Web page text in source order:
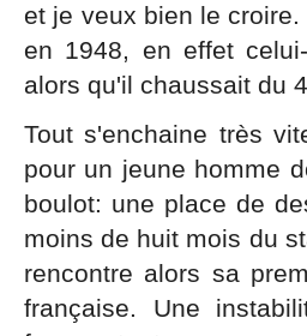
et je veux bien le
en 1948, en effet
alors qu'il chaussait du
Tout s'enchaine très
pour un jeune homme
boulot: une place de
moins de huit mois du
rencontre alors sa
française. Une